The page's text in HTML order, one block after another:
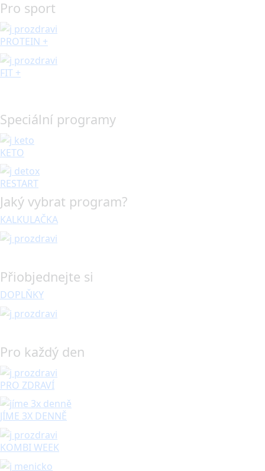
Pro sport
PROTEIN +
FIT +
Speciální programy
KETO
RESTART
Jaký vybrat program?
KALKULAČKA
Přiobjednejte si
DOPLŇKY
Pro každý den
PRO ZDRAVÍ
JÍME 3X DENNĚ
KOMBI WEEK